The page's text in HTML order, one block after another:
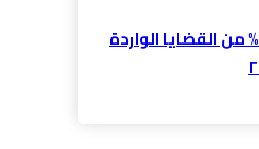
نيابة استئناف الضالع تنجز ٩٩.٢% من القضايا الواردة